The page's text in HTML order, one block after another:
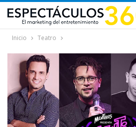
Inicio Teatro